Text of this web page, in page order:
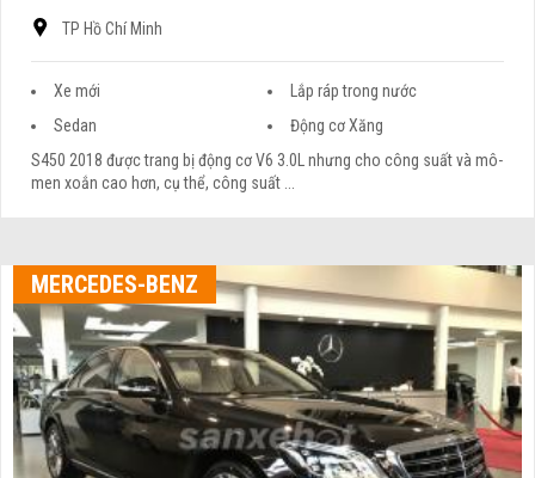
TP Hồ Chí Minh
Xe mới
Lắp ráp trong nước
Sedan
Động cơ Xăng
S450 2018 được trang bị động cơ V6 3.0L nhưng cho công suất và mô-
men xoắn cao hơn, cụ thể, công suất ...
MERCEDES-BENZ